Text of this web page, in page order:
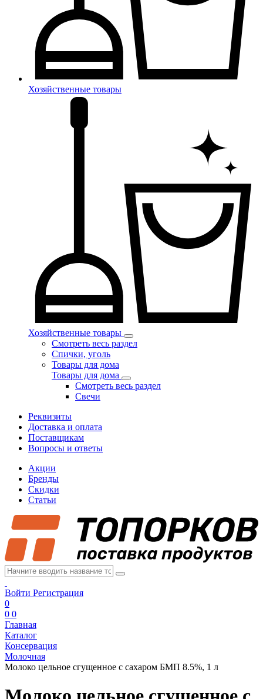
Хозяйственные товары
Хозяйственные товары
Смотреть весь раздел
Спички, уголь
Товары для дома
Товары для дома
Смотреть весь раздел
Свечи
Реквизиты
Доставка и оплата
Поставщикам
Вопросы и ответы
Акции
Бренды
Скидки
Статьи
Войти Регистрация
0
0 0
Главная
Каталог
Консервация
Молочная
Молоко цельное сгущенное с сахаром БМП 8.5%, 1 л